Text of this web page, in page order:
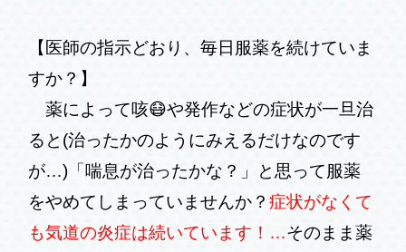
【医師の指示どおり、毎日服薬を続けていま
すか？】
薬によって咳😷や発作などの症状が一旦治
ると (治ったかのようにみえるだけなのです
が…) 「喘息が治ったかな？」と思って服薬
をやめてしまっていませんか？症状がなくて
も気道の炎症は続いています！…そのまま薬